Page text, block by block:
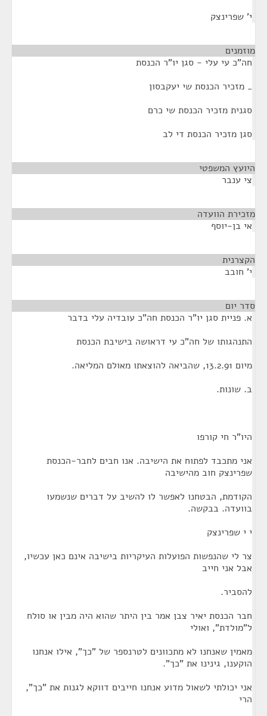
י' שפרינצק
מוזמנים
חה"כ עי עלי - סגן יו"ר הכנסת
_ מזכיר הכנסת שי יעקבסון
סגנית מזכיר הכנסת שי כרם
סגן מזכיר הכנסת די לב
היועץ המשפטי
צי ענבר
מזכירת הוועדה
אי בן-יוסף
הקצרנית
י' חובב
סדר יום
א. פניית סגן יו"ר הכנסת חה"כ עובדיה עלי בדבר
התנהגותו של חה"כ עי דראושה בישיבת הכנסת
מיום 13.2.91, שהביאה להוצאתו מאולם המליאה.
ב. שונות.
היו"ר חי קורפו
אני מתכבד לפתוח את הישיבה. אנו חבים לחבר-הכנסת
שפרינצק חוב מהישיבה
הקודמת, הבטחנו לאפשר לו להשיב על דברים שנשמעו
בוועדה. בבקשה.
י י שפרינצק
צר לי שהנפשות הפועלות העיקריות בישיבה אינם כאן עכשיו,
אבל אני חייב
להסביר.
חבר הכנסת יאיר צבן אמר בין היתר שהוא היה מבין או סולח
ל"מולדת", ואולי
מאמין שאנחנו לא מתכוונים לטרנספר של "כך", אילו אנחנו
הוקענו, גינינו את "כך".
אני יכולתי לשאול מדוע אנחנו חייבים דווקא לגנות את "כך",
הרי